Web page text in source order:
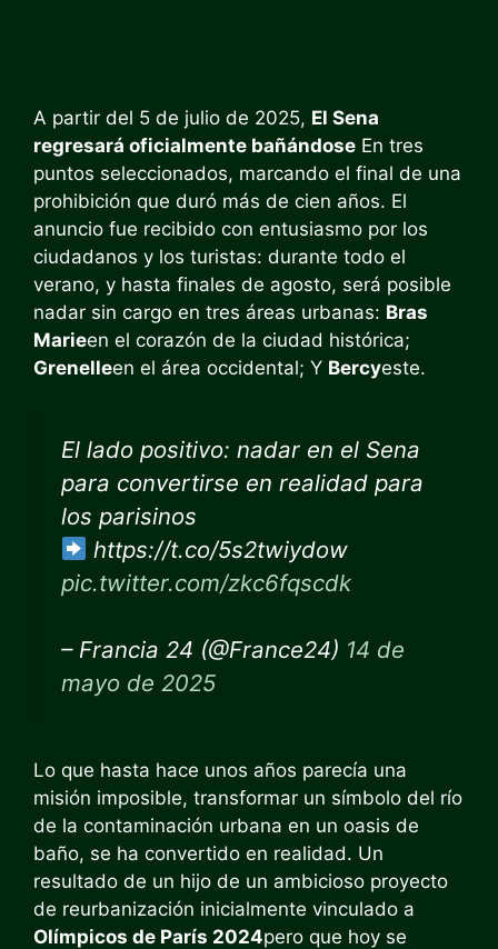
A partir del 5 de julio de 2025, El Sena
regresará oficialmente bañándose En tres
puntos seleccionados, marcando el final de una
prohibición que duró más de cien años. El
anuncio fue recibido con entusiasmo por los
ciudadanos y los turistas: durante todo el
verano, y hasta finales de agosto, será posible
nadar sin cargo en tres áreas urbanas: Bras
Marieen el corazón de la ciudad histórica;
Grenelleen el área occidental; Y Bercyeste.
El lado positivo: nadar en el Sena
para convertirse en realidad para
los parisinos
https://t.co/5s2twiydow
pic.twitter.com/zkc6fqscdk
– Francia 24 (@France24) 14 de
mayo de 2025
Lo que hasta hace unos años parecía una
misión imposible, transformar un símbolo del río
de la contaminación urbana en un oasis de
baño, se ha convertido en realidad. Un
resultado de un hijo de un ambicioso proyecto
de reurbanización inicialmente vinculado a
Olímpicos de París 2024pero que hoy se